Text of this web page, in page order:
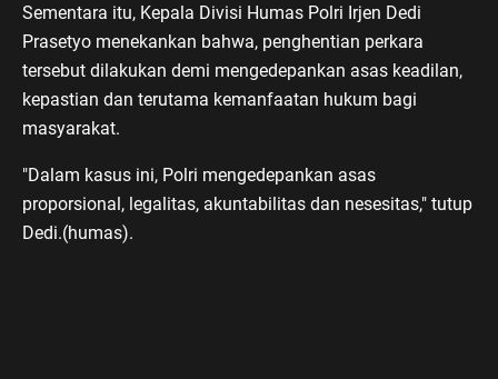
Sementara itu, Kepala Divisi Humas Polri Irjen Dedi
Prasetyo menekankan bahwa, penghentian perkara
tersebut dilakukan demi mengedepankan asas keadilan,
kepastian dan terutama kemanfaatan hukum bagi
masyarakat.
"Dalam kasus ini, Polri mengedepankan asas
proporsional, legalitas, akuntabilitas dan nesesitas," tutup
Dedi.(humas).